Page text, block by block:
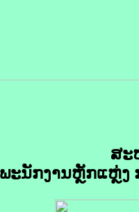
ສະ
ພະນັກງານຫຼັກແຫຼ່ງ